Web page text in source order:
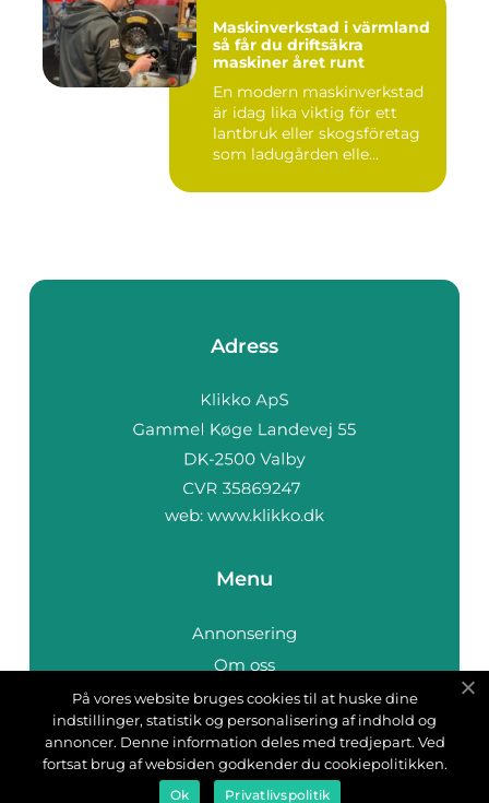
Maskinverkstad i värmland
så får du driftsäkra
maskiner året runt
En modern maskinverkstad
är idag lika viktig för ett
lantbruk eller skogsföretag
som ladugården elle...
Adress
web: www.klikko.dk
Menu
Annonsering
Om oss
Cookies
Kontakta oss
Sitemap
På vores website bruges cookies til at huske dine
indstillinger, statistik og personalisering af indhold og
annoncer. Denne information deles med tredjepart. Ved
fortsat brug af websiden godkender du cookiepolitikken.
Ok Privatlivspolitik